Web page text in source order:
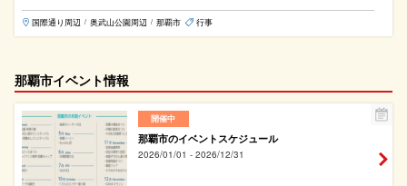
国際通り周辺 / 奥武山公園周辺 / 那覇市 行事
那覇市イベント情報
開催中
那覇市のイベントスケジュール
2026/01/01 - 2026/12/31